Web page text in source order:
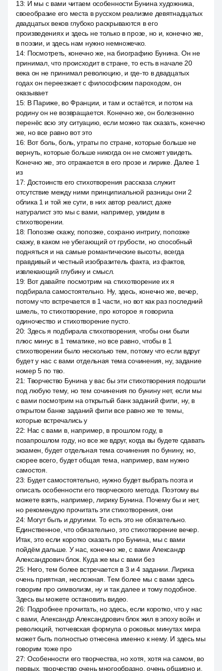
13: И мы с вами читаем особенности Бунина художника,
своеобразие его места в русском реализме девятнадцатых
двадцатых веков глубоко раскрываются в его
произведениях и здесь не только в прозе, но и, конечно же,
в поэзии, и здесь нам нужно немножечко.
14: Посмотреть, конечно же, на биографию Бунина. Он не
принимал, что происходит в стране, то есть в начале 20
века он не принимал революцию, и где-то в двадцатых
годах он переезжает с философским пароходом, он
оказывает
15: В Париже, во Франции, и там и остаётся, и потом на
родину он не возвращается. Конечно же, он болезненно
перенёс всю эту ситуацию, если можно так сказать, конечно
же, но все равно вот это
16: Вот боль, боль, утраты по стране, которые больше не
вернуть, которые больше никогда он не сможет увидеть.
Конечно же, это отражается в его прозе и лирике. Далее 1
из
17: Достоинств его стихотворения рассказа служит
отсутствие между ними принципиальной разницы они 2
облика 1 и той же сути, в них автор реалист, даже
натуралист это мы с вами, например, увидим в
стихотворении.
18: Попозже скажу, попозже, сохраню интригу, попозже
скажу, в каком не убегающий от грубости, но способный
подняться и на самые романтические высоты, всегда
правдивый и честный изобразитель факта, из фактов,
извлекающий глубину и смысл.
19: Вот давайте посмотрим на стихотворение их я
подбирала самостоятельно. Ну, здесь, конечно же, вечер,
потому что встречается в 1 части, но вот как раз последний
шмель, то стихотворение, про которое я говорила
одиночество и стихотворение пусто.
20: Здесь я подбирала стихотворения, чтобы они были
плюс минус в 1 тематике, но все равно, чтобы в 1
стихотворении было несколько тем, потому что если вдруг
будет у нас с вами отдельная тема сочинения, ну, задание
номер 5 по тво.
21: Творчество Бунина у вас бы эти стихотворения подошли
под любую тему, но тем сочинения по бунину нет, если мы
с вами посмотрим на открытый банк заданий фипи, ну, в
открытом банке заданий фипи все равно же те темы,
которые встречались у
22: Нас с вами в, например, в прошлом году, в
позапрошлом году, но все же вдруг, когда вы будете сдавать
экзамен, будет отдельная тема сочинения по бунину, но,
скорее всего, будет общая тема, например, вам нужно
самостоя.
23: Будет самостоятельно, нужно будет выбрать поэта и
описать особенности его творческого метода. Поэтому вы
можете взять, например, лирику Бунина. Почему бы и нет,
но рекомендую прочитать эти стихотворения, они
24: Могут быть и другими. То есть это не обязательно.
Единственное, что обязательно, это стихотворение вечер.
Итак, это если коротко сказать про Бунина, мы с вами
пойдём дальше. У нас, конечно же, с вами Александр
Александрович блок. Куда же мы с вами без
25: Него, тем более встречается в 3 и 4 задании. Лирика
очень приятная, несложная. Тем более мы с вами здесь
говорим про символизм, ну и так далее и тому подобное.
Здесь вы можете остановить видео.
26: Подробнее прочитать, но здесь, если коротко, что у нас
с вами, Александр Александрович блок жил в эпоху войн и
революций, тютчевская формула о роковых минутах мира
может быть полностью отнесена именно к нему. И здесь мы
говорим тоже про
27: Особенности его творчества, но хотя, хотя на самом, во
первых, творчество очень многообразно, очень обширно и,